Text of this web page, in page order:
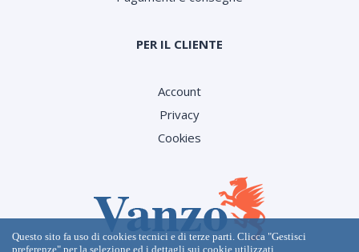
PER IL CLIENTE
Account
Privacy
Cookies
Questo sito fa uso di cookies tecnici e di terze parti. Clicca "Gestisci
preferenze" per la selezione ed i dettagli sui cookie utilizzati.